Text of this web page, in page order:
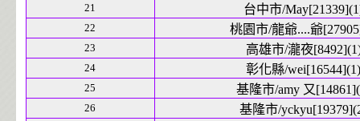
21 台中市/
22 桃園市/龍爺....爺
23 高雄市/瀧夜
24 彰化縣/wei[16544](1)
25 基隆市/amy 又
26 基隆市/